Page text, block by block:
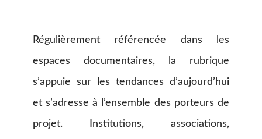
Régulièrement référencée dans les
espaces documentaires, la rubrique
s’appuie sur les tendances d’aujourd’hui
et s’adresse à l’ensemble des porteurs de
projet. Institutions, associations,